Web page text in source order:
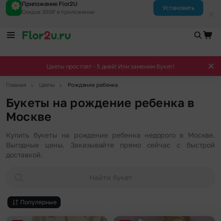
Приложение Flor2U
Скидка 300₽ в приложении
Установить
Цветы простоят - 5 дней! Или заменим букет!
Главная Цветы Рождение ребенка
Букеты на рождение ребенка в
Москве
Купить букеты на рождение ребенка недорого в Москве.
Выгодные цены. Заказывайте прямо сейчас с быстрой
доставкой.
Найти букет
Популярные